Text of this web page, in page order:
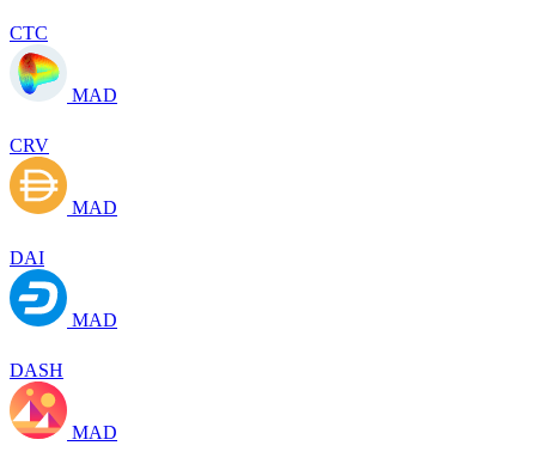
CTC
MAD
CRV
MAD
DAI
MAD
DASH
MAD